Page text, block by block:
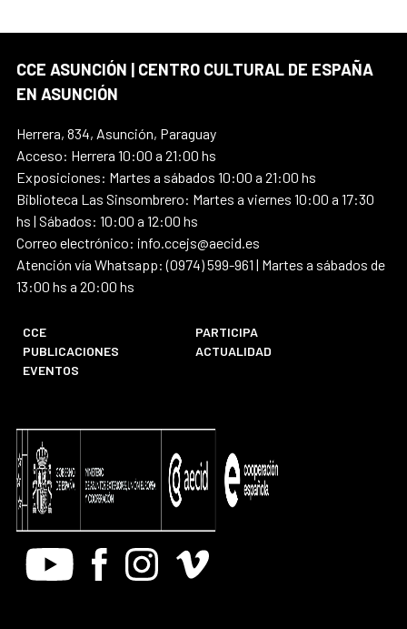
CCE ASUNCIÓN | CENTRO CULTURAL DE ESPAÑA
EN ASUNCIÓN
Herrera, 834, Asunción, Paraguay
Acceso: Herrera 10:00 a 21:00 hs
Exposiciones: Martes a sábados 10:00 a 21:00 hs
Biblioteca Las Sinsombrero: Martes a viernes 10:00 a 17:30
hs | Sábados: 10:00 a 12:00 hs
Correo electrónico: info.ccejs@aecid.es
Atención vía Whatsapp: (0974) 599-961 | Martes a sábados de
13:00 hs a 20:00 hs
CCE
PARTICIPA
PUBLICACIONES
ACTUALIDAD
EVENTOS
Youtube FacebookInstagram
Vimeo